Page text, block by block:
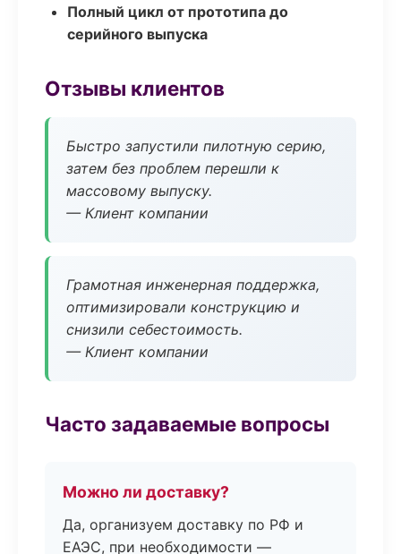
Полный цикл от прототипа до
серийного выпуска
Отзывы клиентов
Быстро запустили пилотную серию,
затем без проблем перешли к
массовому выпуску.
— Клиент компании
Грамотная инженерная поддержка,
оптимизировали конструкцию и
снизили себестоимость.
— Клиент компании
Часто задаваемые вопросы
Можно ли доставку?
Да, организуем доставку по РФ и
ЕАЭС, при необходимости —